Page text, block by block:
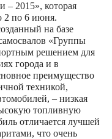
– 2015», которая
2 по 6 июня.
на базе
«Группы
решением для
города и в
преимущество
техникой,
– низкая
топливную
отличается лучшей
что очень